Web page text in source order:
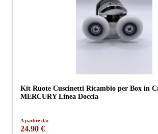
Kit Ruote Cuscinetti Ricambio per Box in
MERCURY Linea Doccia
A partire da:
24.90 €